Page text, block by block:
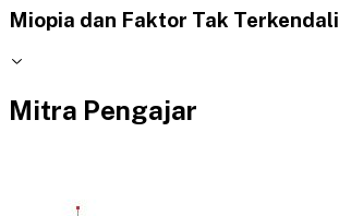
Miopia dan Faktor Tak Terkendali
Mitra Pengajar